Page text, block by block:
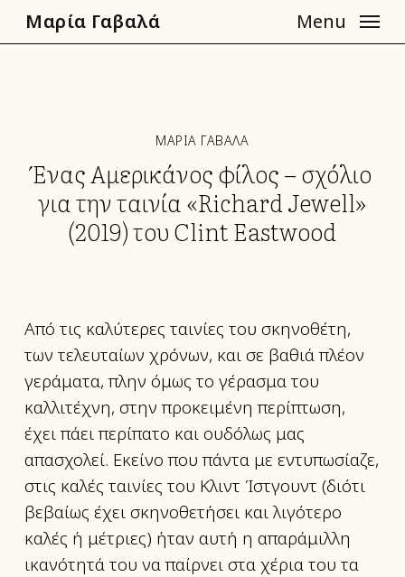
Skip
to
Μαρία Γαβαλά Menu
ΜΑΡΙΑ ΓΑΒΑΛΑ
Ένας Αμερικάνος φίλος – σχόλιο
για την ταινία «Richard Jewell»
(2019) του Clint Eastwood
Από τις καλύτερες ταινίες του σκηνοθέτη,
των τελευταίων χρόνων, και σε βαθιά πλέον
γεράματα, πλην όμως το γέρασμα του
καλλιτέχνη, στην προκειμένη περίπτωση,
έχει πάει περίπατο και ουδόλως μας
απασχολεί. Εκείνο που πάντα με εντυπωσίαζε,
στις καλές ταινίες του Κλιντ Ίστγουντ (διότι
βεβαίως έχει σκηνοθετήσει και λιγότερο
καλές ή μέτριες) ήταν αυτή η απαράμιλλη
ικανότητά του να παίρνει στα χέρια του τα